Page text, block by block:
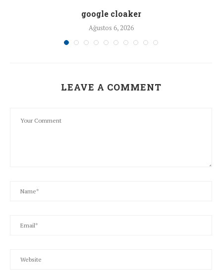
google cloaker
Ağustos 6, 2026
LEAVE A COMMENT